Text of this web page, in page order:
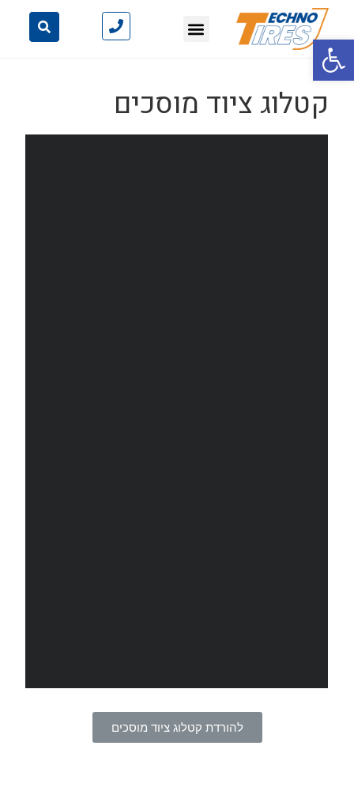
פתח סרגל נגישות
קטלוג ציוד מוסכים
להורדת קטלוג ציוד מוסכים